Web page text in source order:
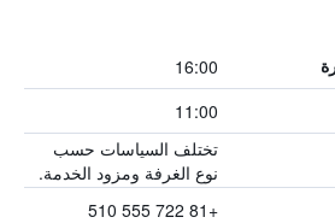
16:00
11:00
تختلف السياسات حسب
نوع الغرفة ومزود الخدمة.
+81 722 555 510